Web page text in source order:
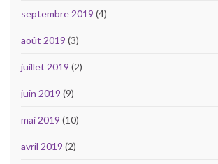
septembre 2019 (4)
août 2019 (3)
juillet 2019 (2)
juin 2019 (9)
mai 2019 (10)
avril 2019 (2)